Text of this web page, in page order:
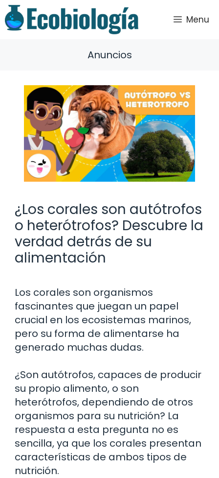
Saltar
al
contenido
Menu
Anuncios
¿Los corales son autótrofos
o heterótrofos? Descubre la
verdad detrás de su
alimentación
Los corales son organismos
fascinantes que juegan un papel
crucial en los ecosistemas marinos,
pero su forma de alimentarse ha
generado muchas dudas.
¿Son autótrofos, capaces de producir
su propio alimento, o son
heterótrofos, dependiendo de otros
organismos para su nutrición? La
respuesta a esta pregunta no es
sencilla, ya que los corales presentan
características de ambos tipos de
nutrición.